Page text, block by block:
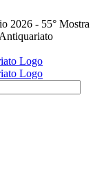
2026 - 55° Mostra